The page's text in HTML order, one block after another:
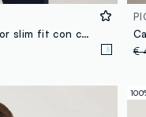
Camicia a righe multicolor slim fit con collo alla francese
€